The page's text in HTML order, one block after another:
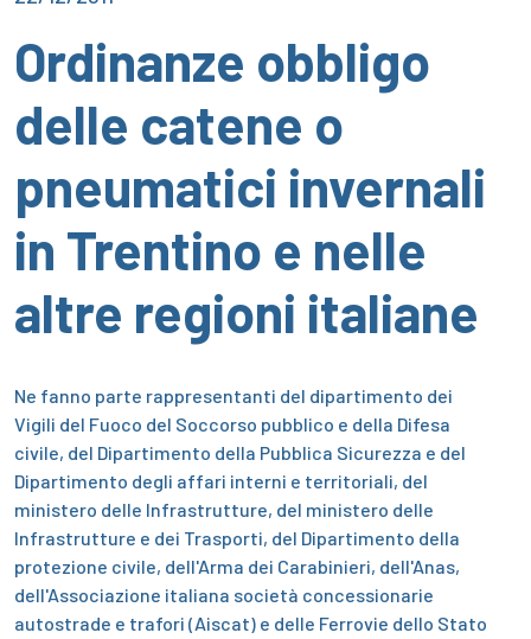
Ordinanze obbligo
delle catene o
pneumatici invernali
in Trentino e nelle
altre regioni italiane
Ne fanno parte rappresentanti del dipartimento dei
Vigili del Fuoco del Soccorso pubblico e della Difesa
civile, del Dipartimento della Pubblica Sicurezza e del
Dipartimento degli affari interni e territoriali, del
ministero delle Infrastrutture, del ministero delle
Infrastrutture e dei Trasporti, del Dipartimento della
protezione civile, dell'Arma dei Carabinieri, dell'Anas,
dell'Associazione italiana società concessionarie
autostrade e trafori (Aiscat) e delle Ferrovie dello Stato